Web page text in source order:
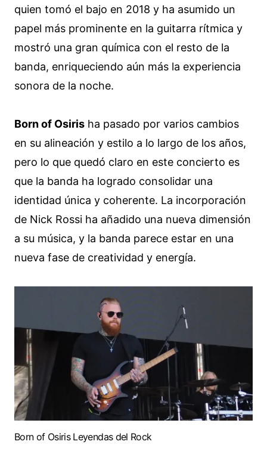
quien tomó el bajo en 2018 y ha asumido un
papel más prominente en la guitarra rítmica y
mostró una gran química con el resto de la
banda, enriqueciendo aún más la experiencia
sonora de la noche.
Born of Osiris ha pasado por varios cambios
en su alineación y estilo a lo largo de los años,
pero lo que quedó claro en este concierto es
que la banda ha logrado consolidar una
identidad única y coherente. La incorporación
de Nick Rossi ha añadido una nueva dimensión
a su música, y la banda parece estar en una
nueva fase de creatividad y energía.
Born of Osiris Leyendas del Rock